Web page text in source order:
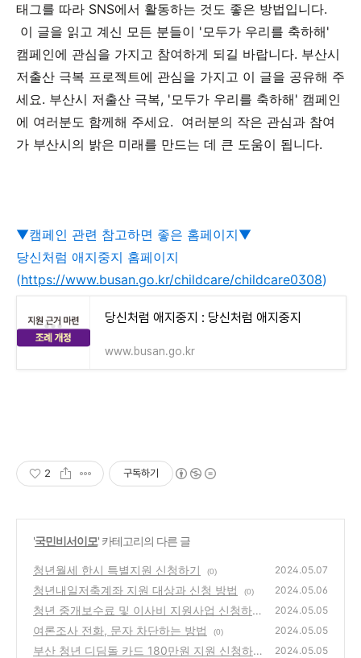
태그를 따라 SNS에서 활동하는 것도 좋은 방법입니다.
이 글을 읽고 계신 모든 분들이 '모두가 우리를 축하해'
캠페인에 관심을 가지고 참여하게 되길 바랍니다. 부산시
저출산 극복 프로젝트에 관심을 가지고 이 글을 공유해 주
세요. 부산시 저출산 극복, '모두가 우리를 축하해' 캠페인
에 여러분도 함께해 주세요. 여러분의 작은 관심과 참여
가 부산시의 밝은 미래를 만드는 데 큰 도움이 됩니다.
▼캠페인 관련 참고하면 좋은 홈페이지▼
당신처럼 애지중지 홈페이지
(https://www.busan.go.kr/childcare/childcare0308)
당신처럼 애지중지 : 당신처럼 애지중지
www.busan.go.kr
2 구독하기
'국민비서이모' 카테고리의 다른 글
청년월세 한시 특별지원 신청하기 (0) 2024.05.07
청년내일저축계좌 지원 대상과 신청 방법 (0) 2024.05.06
청년 중개보수료 및 이사비 지원사업 신청하기
(0)
2024.05.05
여론조사 전화, 문자 차단하는 방법 (0) 2024.05.05
부산 청년 디딤돌 카드 180만원 지원 신청하
2024.05.05